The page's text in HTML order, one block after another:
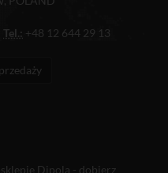
Tel.: +48 12 644 29 13
Dipola - dobierz